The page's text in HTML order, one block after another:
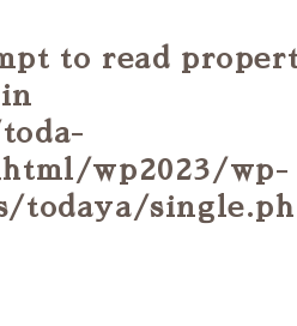
to read
wp2023/wp-
todaya/